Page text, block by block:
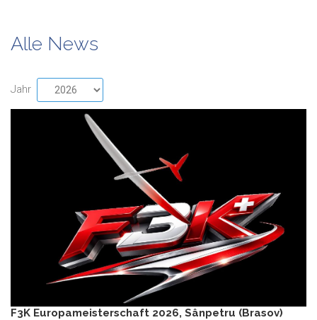
Alle News
Jahr
F3K Europameisterschaft 2026, Sânpetru (Brasov)